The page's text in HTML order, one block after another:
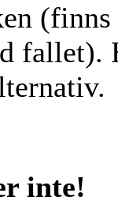
fallet).
inte!